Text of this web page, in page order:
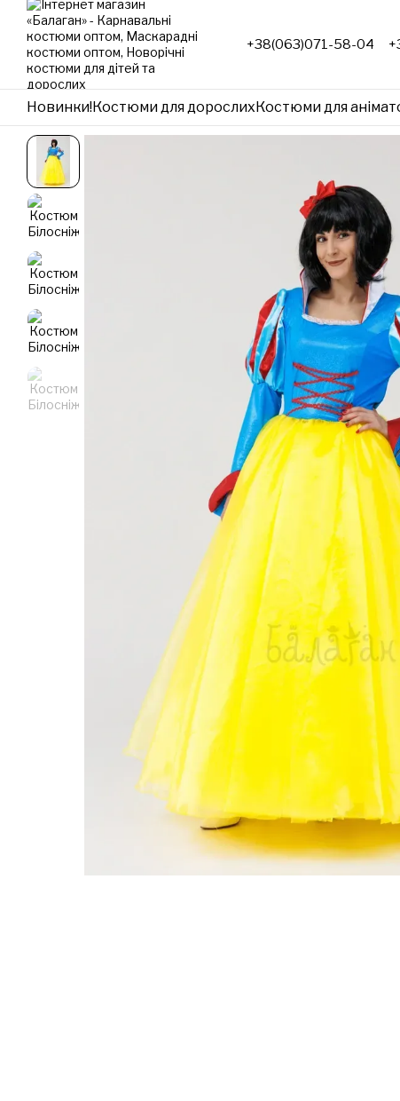
Перейти до основного контенту
+38(063)071-58-04
Новинки!Костюми для дорослихКостюми для